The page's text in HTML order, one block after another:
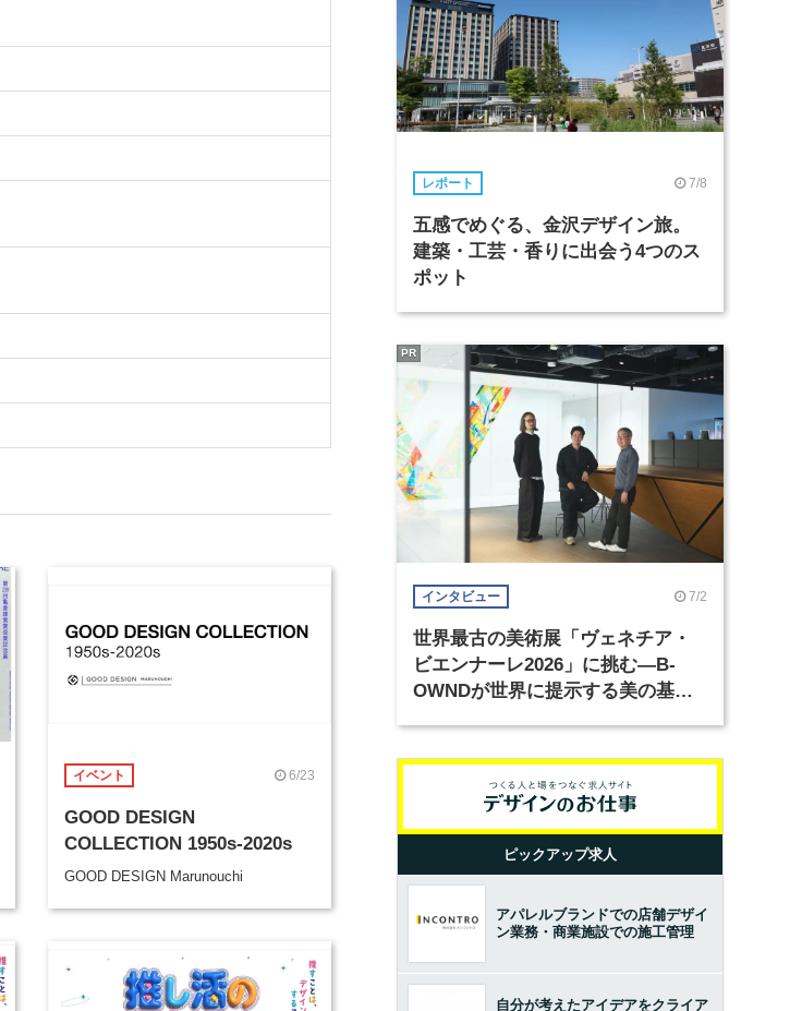
イベント 6/23
GOOD DESIGN
COLLECTION 1950s-2020s
GOOD DESIGN Marunouchi
レポート 7/8
五感でめぐる、金沢デザイン旅。
建築・工芸・香りに出会う4つのス
ポット
インタビュー 7/2
世界最古の美術展「ヴェネチア・
ビエンナーレ2026」に挑む―B-
OWNDが世界に提示する美の基準
PR
ピックアップ求人
アパレルブランドでの店舗デザイ
ン業務・商業施設での施工管理
自分が考えたアイデアをクライア